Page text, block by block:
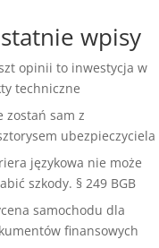
wpisy
opinii to inwestycja w
techniczne
zostań sam z
ubezpieczyciela
językowa nie może
szkody. § 249 BGB
samochodu dla
finansowych